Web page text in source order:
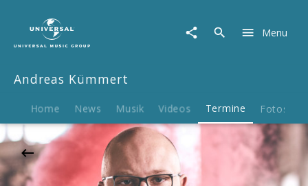
Kümmert
20.11.2026
Piano,
Menu
Andreas Kümmert
Home News Musik Videos Termine Fotos